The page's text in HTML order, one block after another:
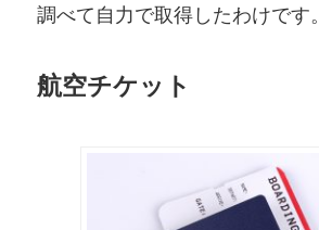
調べて自力で取得したわけです。
航空チケット